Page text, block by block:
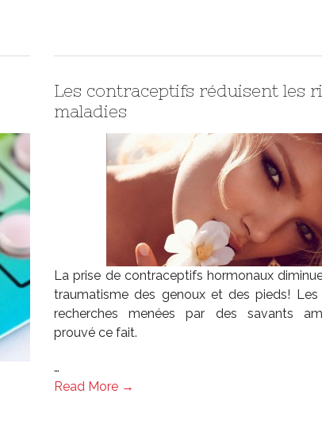
Les contraceptifs réduisent les
maladies
La prise de contraceptifs hormonaux
traumatisme des genoux et des pieds! Les
recherches menées par des savants
prouvé ce fait.
…
Read More →